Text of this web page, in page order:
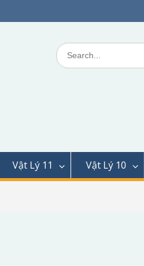
Search
for:
Vật Lý 11 Vật Lý 10